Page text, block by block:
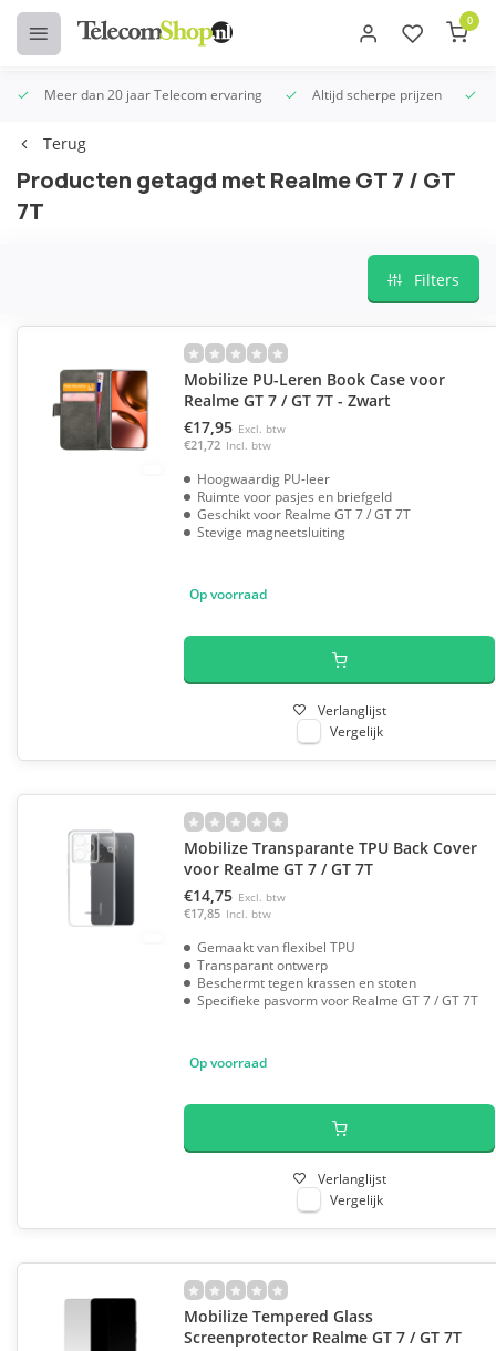
0
Meer dan 20 jaar Telecom ervaring Altijd scherpe prijzen
Terug
Producten getagd met Realme GT 7 / GT
7T
Filters
Mobilize PU-Leren Book Case voor
Realme GT 7 / GT 7T - Zwart
€17,95 Excl. btw
€21,72 Incl. btw
Hoogwaardig PU-leer
Ruimte voor pasjes en briefgeld
Geschikt voor Realme GT 7 / GT 7T
Stevige magneetsluiting
Op voorraad
Verlanglijst
Vergelijk
Mobilize Transparante TPU Back Cover
voor Realme GT 7 / GT 7T
€14,75 Excl. btw
€17,85 Incl. btw
Gemaakt van flexibel TPU
Transparant ontwerp
Beschermt tegen krassen en stoten
Specifieke pasvorm voor Realme GT 7 / GT 7T
Op voorraad
Verlanglijst
Vergelijk
Mobilize Tempered Glass
Screenprotector Realme GT 7 / GT 7T